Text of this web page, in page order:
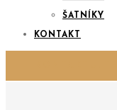
ŠATNÍKY
KONTAKT